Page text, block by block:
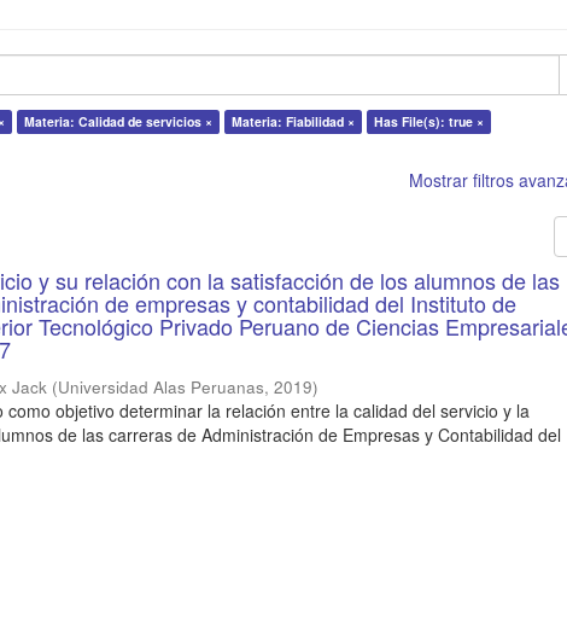
Materia: Calidad de servicios × Materia: Fiabilidad ×
Has File(s): true ×
Mostrar filtros
y su relación con la satisfacción de los alumnos de las
de empresas y contabilidad del Instituto de
Tecnológico Privado Peruano de Ciencias
Jack (Universidad Alas Peruanas,2019)
como objetivo determinar la relación entre la calidad del servicio y la
de las carreras de Administración de Empresas y Contabilidad del